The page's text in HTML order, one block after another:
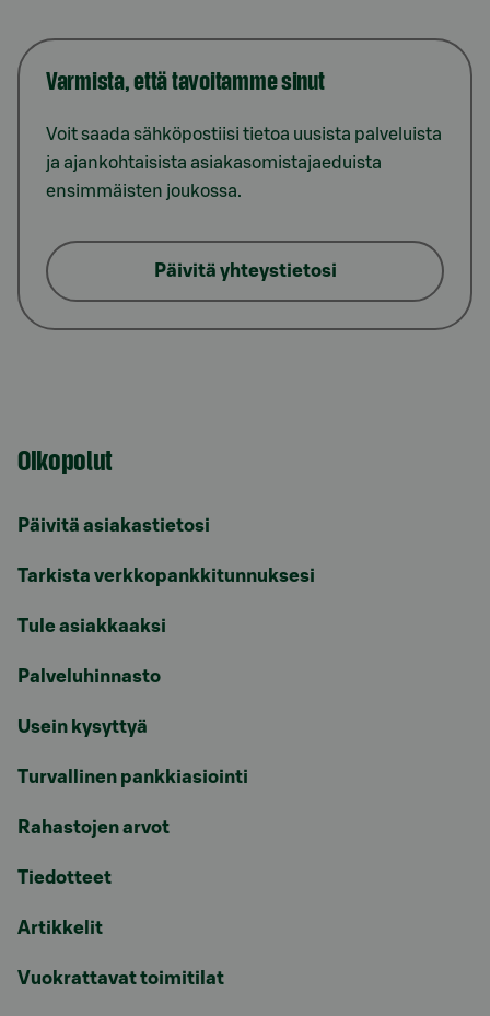
Varmista, että tavoitamme sinut
Voit saada sähköpostiisi tietoa uusista palveluista
ja ajankohtaisista asiakasomistajaeduista
ensimmäisten joukossa.
Päivitä yhteystietosi
Oikopolut
Päivitä asiakastietosi
Tarkista verkkopankkitunnuksesi
Tule asiakkaaksi
Palveluhinnasto
Usein kysyttyä
Turvallinen pankkiasiointi
Rahastojen arvot
Tiedotteet
Artikkelit
Vuokrattavat toimitilat